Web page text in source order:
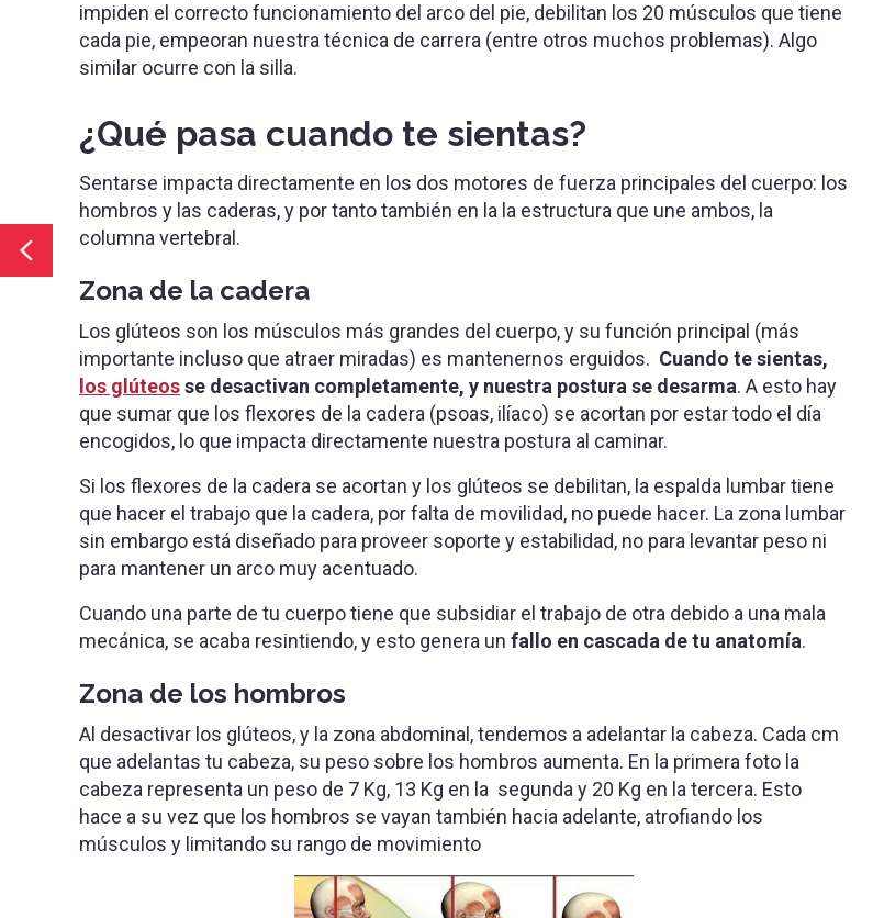
impiden el correcto funcionamiento del arco del pie, debilitan los 20 músculos que tiene
cada pie, empeoran nuestra técnica de carrera (entre otros muchos problemas). Algo
similar ocurre con la silla.
¿Qué pasa cuando te sientas?
Sentarse impacta directamente en los dos motores de fuerza principales del cuerpo: los
hombros y las caderas, y por tanto también en la la estructura que une ambos, la
columna vertebral.
Zona de la cadera
Los glúteos son los músculos más grandes del cuerpo, y su función principal (más
importante incluso que atraer miradas) es mantenernos erguidos. Cuando te sientas,
los glúteosse desactivan completamente, y nuestra postura se desarma. A esto hay
que sumar que los flexores de la cadera (psoas, ilíaco) se acortan por estar todo el día
encogidos, lo que impacta directamente nuestra postura al caminar.
Si los flexores de la cadera se acortan y los glúteos se debilitan, la espalda lumbar tiene
que hacer el trabajo que la cadera, por falta de movilidad, no puede hacer. La zona lumbar
sin embargo está diseñado para proveer soporte y estabilidad, no para levantar peso ni
para mantener un arco muy acentuado.
Cuando una parte de tu cuerpo tiene que subsidiar el trabajo de otra debido a una mala
mecánica, se acaba resintiendo, y esto genera un fallo en cascada de tu anatomía.
Zona de los hombros
Al desactivar los glúteos, y la zona abdominal, tendemos a adelantar la cabeza. Cada cm
que adelantas tu cabeza, su peso sobre los hombros aumenta. En la primera foto la
cabeza representa un peso de 7 Kg, 13 Kg en la segunda y 20 Kg en la tercera. Esto
hace a su vez que los hombros se vayan también hacia adelante, atrofiando los
músculos y limitando su rango de movimiento